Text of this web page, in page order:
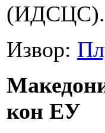
(ИДСЦС).
Извор:
кон ЕУ